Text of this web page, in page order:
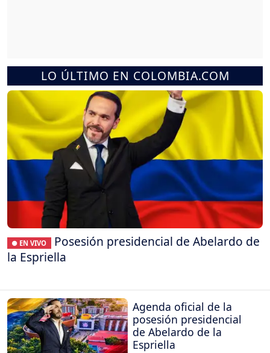
LO ÚLTIMO EN COLOMBIA.COM
● EN VIVO
Posesión presidencial de Abelardo de
la Espriella
Agenda oficial de la
posesión presidencial
de Abelardo de la
Espriella